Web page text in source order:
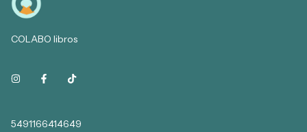
COLABO libros
5491166414649